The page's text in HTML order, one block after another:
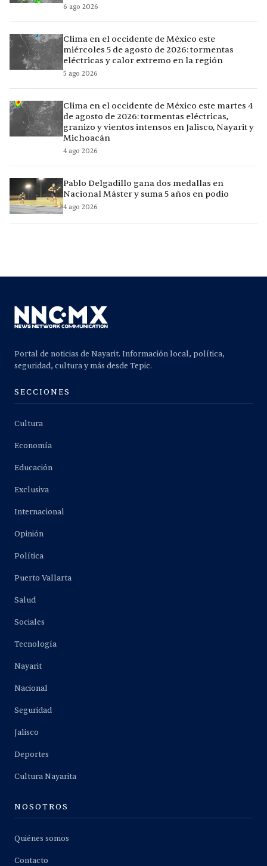
6 ago 2026
Clima en el occidente de México este
miércoles 5 de agosto de 2026: tormentas
eléctricas y calor extremo en la región
5 ago 2026
Clima en el occidente de México este martes 4
de agosto de 2026: tormentas eléctricas,
granizo y vientos intensos en Jalisco, Nayarit y
Michoacán
4 ago 2026
Pablo Delgadillo gana dos medallas en
Nacional Máster y suma 5 años en podio
4 ago 2026
Portal de noticias de Nayarit. Información local, política,
seguridad, cultura y más desde Tepic.
SECCIONES
Cultura
Economía
Educación
Exclusiva
Internacional
Opinión
Política
Puerto Vallarta
Salud
Sociales
Tecnología
Nayarit
Nacional
Seguridad
Jalisco
Deportes
Cultura Nayarita
NOSOTROS
Quiénes somos
Contacto